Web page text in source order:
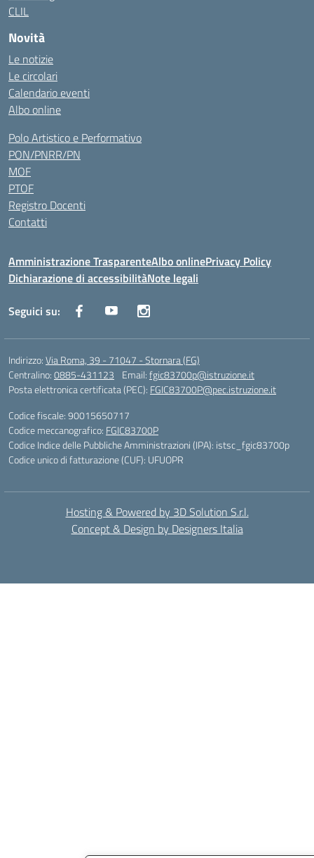
CLIL
Novità
Le notizie
Le circolari
Calendario eventi
Albo online
Polo Artistico e Performativo
PON/PNRR/PN
MOF
PTOF
Registro Docenti
Contatti
Amministrazione TrasparenteAlbo onlinePrivacy Policy
Dichiarazione di accessibilitàNote legali
Seguici su:
Indirizzo:Via Roma, 39 - 71047 - Stornara (FG)
Centralino:0885-431123 Email:fgic83700p@istruzione.it
Posta elettronica certificata (PEC): FGIC83700P@pec.istruzione.it
Codice fiscale: 90015650717
Codice meccanografico: FGIC83700P
Codice Indice delle Pubbliche Amministrazioni (IPA): istsc_fgic83700p
Codice unico di fatturazione (CUF): UFUOPR
Hosting & Powered by 3D Solution S.r.l.
Concept & Design by Designers Italia